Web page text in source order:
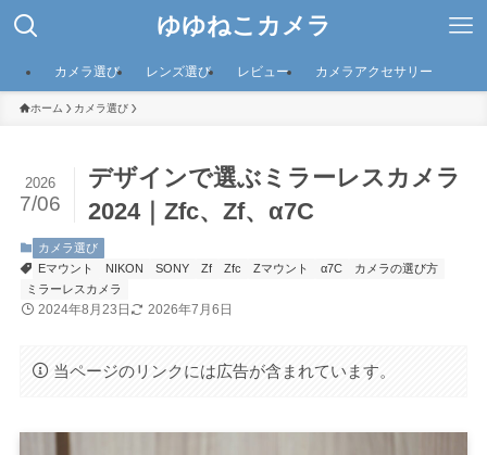
ゆゆねこカメラ
カメラ選び レンズ選び レビュー カメラアクセサリー
ホーム カメラ選び
デザインで選ぶミラーレスカメラ
2024｜Zfc、Zf、α7C
2026
7/06
カメラ選び
Eマウント
NIKON SONY Zf Zfc Zマウント α7C
カメラの選び方
ミラーレスカメラ
2024年8月23日 2026年7月6日
当ページのリンクには広告が含まれています。